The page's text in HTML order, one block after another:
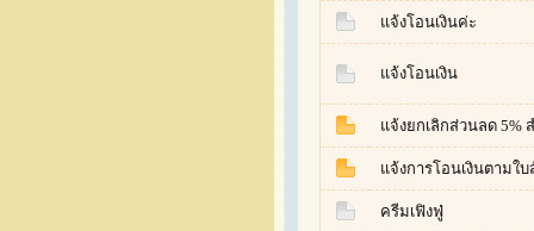
แจ้งโอนเงินค่ะ
แจ้งโอนเงิน
แจ้งยกเลิกส่วนลด
แจ้งการโอนเงินตามใบ
ครีมเฟิงฟู่